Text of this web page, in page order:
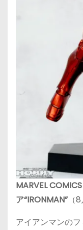
MARVEL
ア“IRONMAN”（8
アイアンマンの